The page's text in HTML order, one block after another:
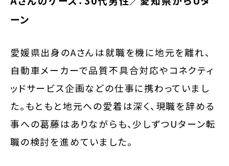
ーン
愛媛県出身のAさんは就職を機に地元を離れ、
自動車メーカーで品質不具合対応やコネクティ
ッドサービス企画などの仕事に携わっていまし
た。もともと地元への愛着は深く、現職を辞める
事への葛藤はありながらも、少しずつUターン転
職の検討を進めていました。